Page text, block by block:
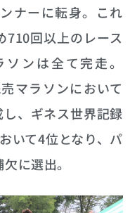
ナーに転身。これ
710回以上のレース
ンは全て完走。
マラソンにおいて
、ギネス世界記録
いて4位となり、パ
に選出。